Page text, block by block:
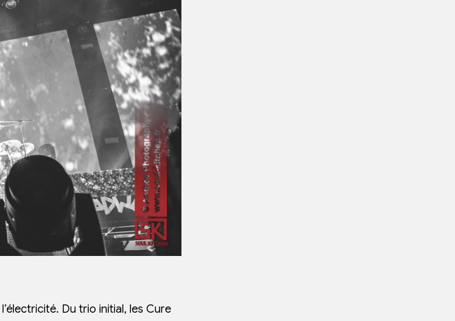
Du trio initial, les Cure